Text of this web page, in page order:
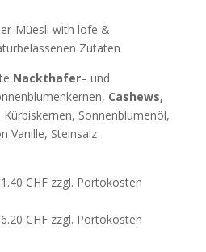
Müesli with lofe &
Zutaten
Nackthafer– und
Cashews,
​Sonnenblumenöl,
Vanille, Steinsalz
CHF zzgl. Portokosten
CHF zzgl. Portokosten